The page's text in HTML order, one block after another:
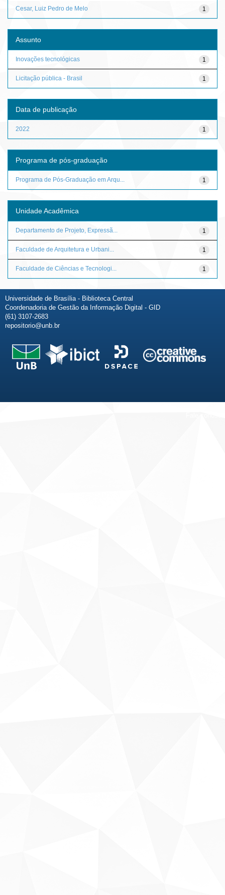
1
Cesar, Luiz Pedro de Melo
Assunto
1
Inovações tecnológicas
1
Licitação pública - Brasil
Data de publicação
1
2022
Programa de pós-graduação
1
Programa de Pós-Graduação em Arqu...
Unidade Acadêmica
1
Departamento de Projeto, Expressã...
1
Faculdade de Arquitetura e Urbani...
1
Faculdade de Ciências e Tecnologi...
Universidade de Brasília - Biblioteca Central
Coordenadoria de Gestão da Informação Digital - GID
(61) 3107-2683
repositorio@unb.br